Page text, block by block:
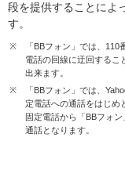
段を提供することによ
す。
※
「BBフォン」では、
電話の回線に迂回するこ
出来ます。
※
「BBフォン」では、
定電話への通話をはじめ
固定電話から「BBフォ
通話となります。